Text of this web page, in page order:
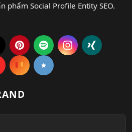
phẩm Social Profile Entity SEO.